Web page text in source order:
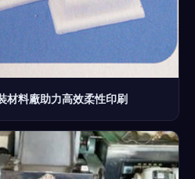
材料廠助力高效柔性印刷